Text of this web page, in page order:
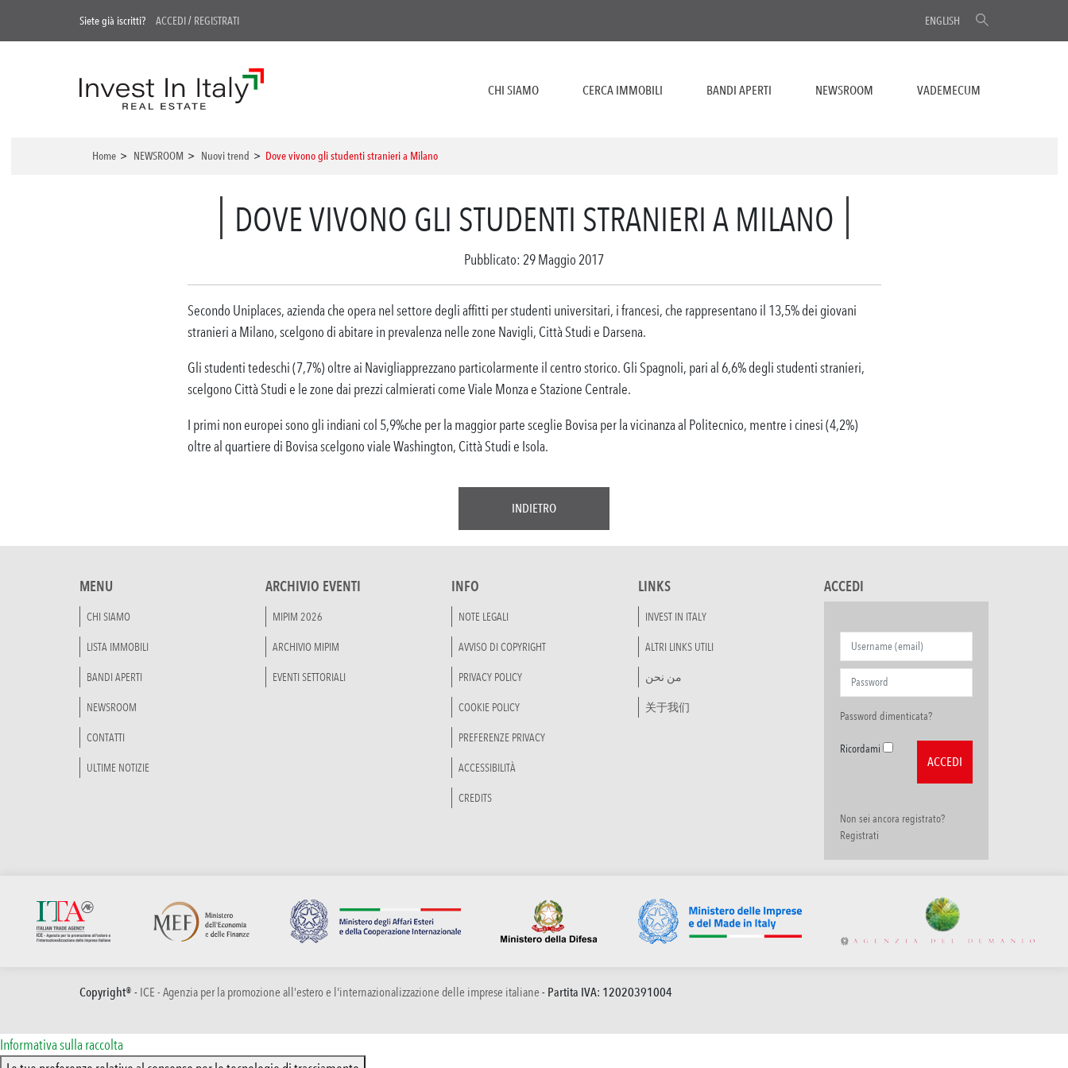
Siete già iscritti? ACCEDI/ REGISTRATI ENGLISH
CHI SIAMO CERCA IMMOBILI BANDI APERTI NEWSROOM VADEMECUM
Home > NEWSROOM > Nuovi trend > Dove vivono gli studenti stranieri a Milano
DOVE VIVONO GLI STUDENTI STRANIERI A MILANO
Pubblicato: 29 Maggio 2017
Secondo Uniplaces, azienda che opera nel settore degli affitti per studenti universitari, i francesi, che rappresentano il 13,5% dei giovani
stranieri a Milano, scelgono di abitare in prevalenza nelle zone Navigli, Città Studi e Darsena.
Gli studenti tedeschi (7,7%) oltre ai Navigliapprezzano particolarmente il centro storico. Gli Spagnoli, pari al 6,6% degli studenti stranieri,
scelgono Città Studi e le zone dai prezzi calmierati come Viale Monza e Stazione Centrale.
I primi non europei sono gli indiani col 5,9%che per la maggior parte sceglie Bovisa per la vicinanza al Politecnico, mentre i cinesi (4,2%)
oltre al quartiere di Bovisa scelgono viale Washington, Città Studi e Isola.
INDIETRO
MENU
CHI SIAMO
LISTA IMMOBILI
BANDI APERTI
NEWSROOM
CONTATTI
ULTIME NOTIZIE
ARCHIVIO EVENTI
MIPIM 2026
ARCHIVIO MIPIM
EVENTI SETTORIALI
INFO
NOTE LEGALI
AVVISO DI COPYRIGHT
PRIVACY POLICY
COOKIE POLICY
PREFERENZE PRIVACY
ACCESSIBILITÀ
CREDITS
LINKS
INVEST IN ITALY
ALTRI LINKS UTILI
من نحن
关于我们
ACCEDI
Password dimenticata?
Ricordami
Non sei ancora registrato?
Registrati
Copyright® - ICE - Agenzia per la promozione all’estero e l'internazionalizzazione delle imprese italiane - Partita IVA: 12020391004
Informativa sulla raccolta